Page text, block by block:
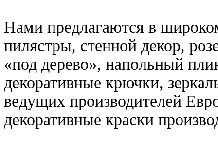
Нами предлагаются в
пилястры, стенной декор,
«под дерево», напольный
декоративные крючки,
ведущих производителей
декоративные краски